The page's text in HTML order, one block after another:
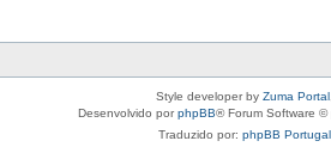
Style developer by Zuma Portal
Desenvolvido porphpBB® Forum Software ©
Traduzido por: phpBB Portugal